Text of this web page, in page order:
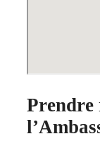
Prendre